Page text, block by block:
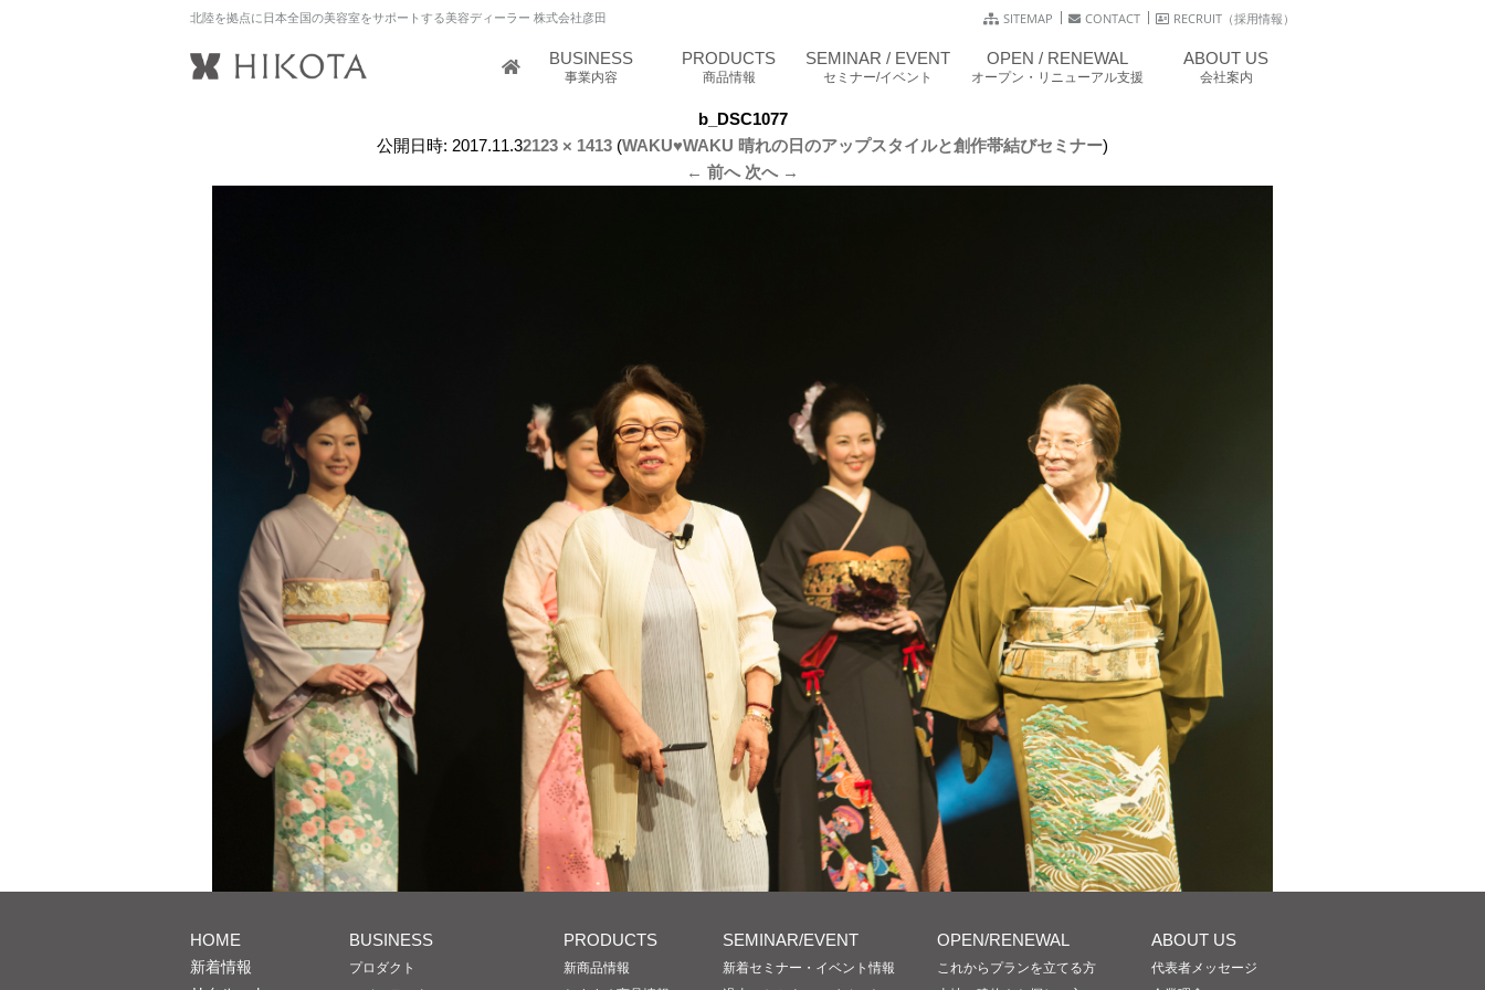
北陸を拠点に日本全国の美容室をサポートする美容ディーラー 株式会社彦田 SITEMAP CONTACT RECRUIT（採用情報）
BUSINESS
事業内容
PRODUCTS
商品情報
SEMINAR / EVENT
セミナー/イベント
OPEN / RENEWAL
オープン・リニューアル支援
ABOUT US
会社案内
b_DSC1077
公開日時: 2017.11.32123 × 1413 (WAKU♥WAKU 晴れの日のアップスタイルと創作帯結びセミナー)
← 前へ 次へ →
HOME
新着情報
BUSINESS
プロダクト
PRODUCTS
新商品情報
SEMINAR/EVENT
新着セミナー・イベント情報
OPEN/RENEWAL
これからプランを立てる方
ABOUT US
代表者メッセージ